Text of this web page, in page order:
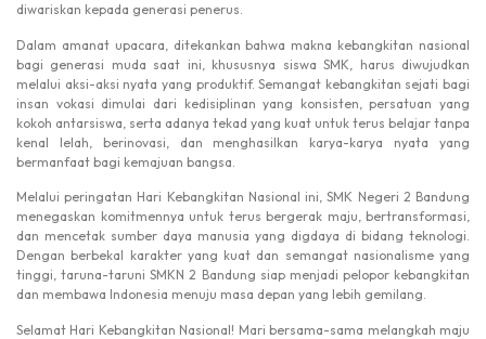
diwariskan kepada generasi penerus.
Dalam amanat upacara, ditekankan bahwa makna kebangkitan nasional
bagi generasi muda saat ini, khususnya siswa SMK, harus diwujudkan
melalui aksi-aksi nyata yang produktif. Semangat kebangkitan sejati bagi
insan vokasi dimulai dari kedisiplinan yang konsisten, persatuan yang
kokoh antarsiswa, serta adanya tekad yang kuat untuk terus belajar tanpa
kenal lelah, berinovasi, dan menghasilkan karya-karya nyata yang
bermanfaat bagi kemajuan bangsa.
Melalui peringatan Hari Kebangkitan Nasional ini, SMK Negeri 2 Bandung
menegaskan komitmennya untuk terus bergerak maju, bertransformasi,
dan mencetak sumber daya manusia yang digdaya di bidang teknologi.
Dengan berbekal karakter yang kuat dan semangat nasionalisme yang
tinggi, taruna-taruni SMKN 2 Bandung siap menjadi pelopor kebangkitan
dan membawa Indonesia menuju masa depan yang lebih gemilang.
Selamat Hari Kebangkitan Nasional! Mari bersama-sama melangkah maju